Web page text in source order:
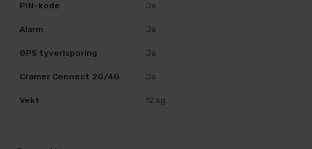
PIN-kode Ja
Alarm Ja
GPS tyverisporing Ja
Cramer Connect 2G/4G Ja
Vekt 12 kg